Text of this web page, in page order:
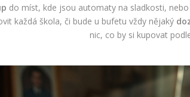
do míst, kde jsou automaty na sladkosti,
každá škola, či bude u bufetu vždy nějaký
nic, co by si kupovat